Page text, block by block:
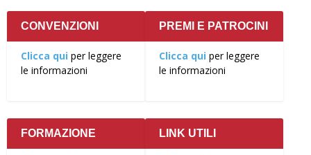
CONVENZIONI
Clicca qui per leggere
le informazioni
PREMI E PATROCINI
Clicca qui per leggere
le informazioni
FORMAZIONE LINK UTILI